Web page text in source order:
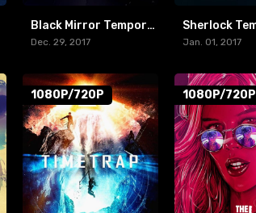
Black Mirror Temporada 4
Dec. 29, 2017 Jan. 01, 2017
1080P/720P 1080P/720P